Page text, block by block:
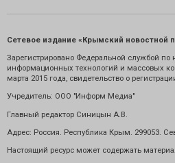
Сетевое издание «Крымский новостной
Зарегистрировано Федеральной службой по
информационных технологий и массовых
марта 2015 года, свидетельство о
Учредитель: ООО "Информ Медиа"
Главный редактор Синицын А.В.
Адрес: Россия. Республика Крым. 299053.
Настоящий ресурс может содержать